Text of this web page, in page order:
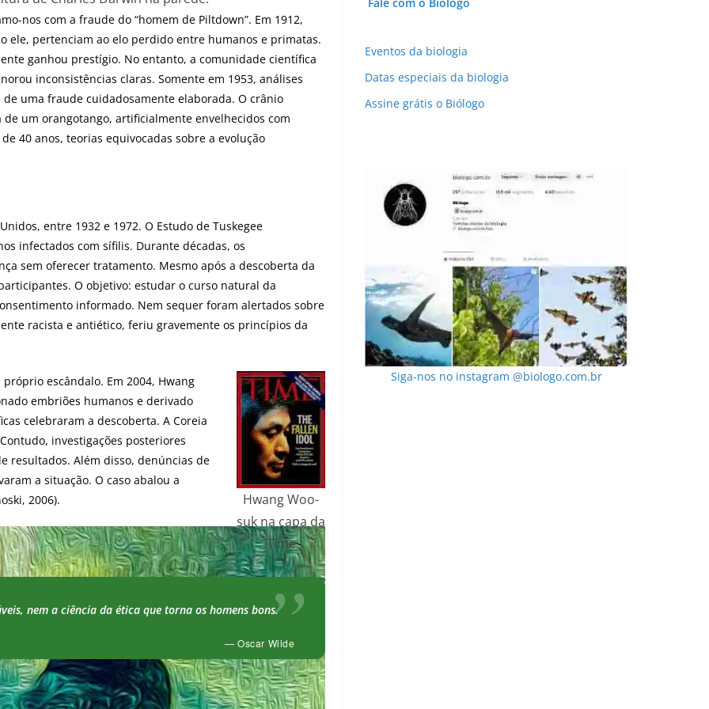
nos com a fraude do “homem de Piltdown”. Em 1912,
ele, pertenciam ao elo perdido entre humanos e primatas.
ganhou prestígio. No entanto, a comunidade científica
inconsistências claras. Somente em 1953, análises
uma fraude cuidadosamente elaborada. O crânio
um orangotango, artificialmente envelhecidos com
40 anos, teorias equivocadas sobre a evolução
entre 1932 e 1972. O Estudo de Tuskegee
infectados com sífilis. Durante décadas, os
sem oferecer tratamento. Mesmo após a descoberta da
O objetivo: estudar o curso natural da
informado. Nem sequer foram alertados sobre
racista e antiético, feriu gravemente os princípios da
Hwang Woo-
suk na capa da
Time
escândalo. Em 2004, Hwang
embriões humanos e derivado
celebraram a descoberta. A Coreia
investigações posteriores
resultados. Além disso, denúncias de
a situação. O caso abalou a
2006).
nem a ciência da ética que torna os homens bons.
— Oscar Wilde
Eventos da biologia
Datas especiais da biologia
Assine grátis o Biólogo
Siga-nos no instagram @biologo.com.br